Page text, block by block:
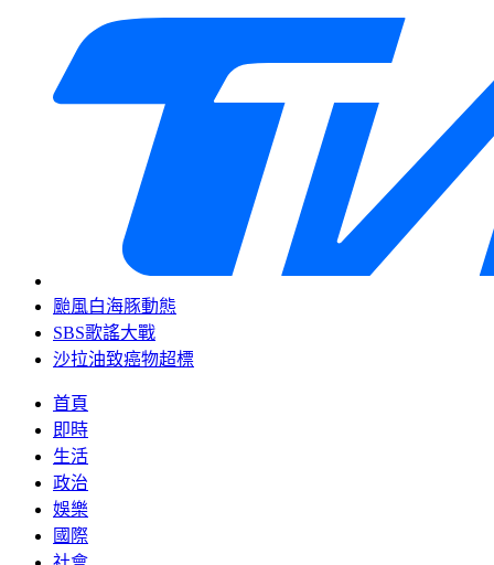
颱風白海豚動態
SBS歌謠大戰
沙拉油致癌物超標
首頁
即時
生活
政治
娛樂
國際